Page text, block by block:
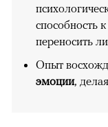
способность
переносить
Опыт
эмоции,